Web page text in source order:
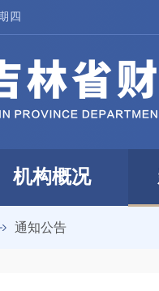
四
机构概况
通知公告